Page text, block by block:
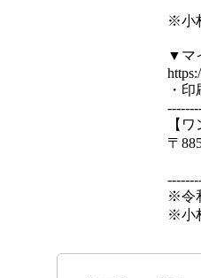
※小
▼マ
・
【
〒
小
※令
※小